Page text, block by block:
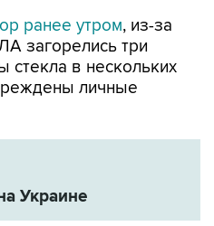
ранее утром, из-за
загорелись три
стекла в нескольких
личные
Украине